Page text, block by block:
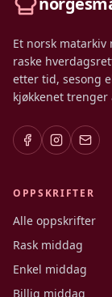
Et norsk
raske
etter tid, sesong
kjøkkenet trenger
OPPSKRIFTER
Alle oppskrifter
Rask middag
Enkel middag
Billig middag